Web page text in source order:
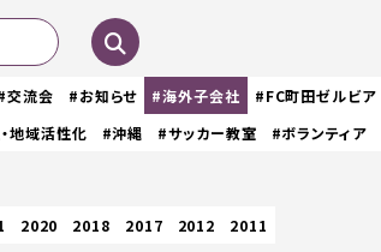
交流会 #お知らせ #海外子会社 #FC町田ゼルビア
地域活性化 #沖縄 #サッカー教室 #ボランティア
2020 2018 2017 2012 2011